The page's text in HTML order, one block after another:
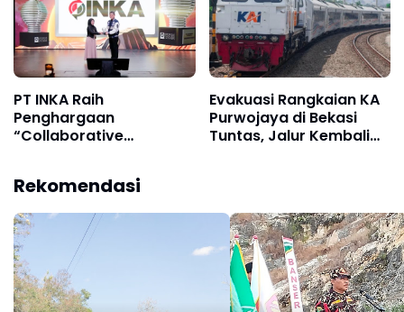
PT INKA Raih
Penghargaan
“Collaborative
Evakuasi Rangkaian KA
Purwojaya di Bekasi
Tuntas, Jalur Kembali
Rekomendasi